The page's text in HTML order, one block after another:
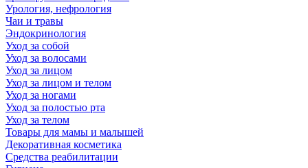
Урология, нефрология
Чаи и травы
Эндокринология
Уход за собой
Уход за волосами
Уход за лицом
Уход за лицом и телом
Уход за ногами
Уход за полостью рта
Уход за телом
Товары для мамы и малышей
Декоративная косметика
Средства реабилитации